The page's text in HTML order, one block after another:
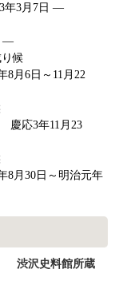
年3月 7日 ―
―
候
8月 6日～ 11 月 22
応3年11 月 23
8月 30日～明治元年
渋沢史料館所蔵